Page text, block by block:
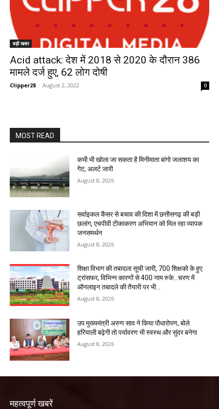
बड़ी खबर
Acid attack: देश में 2018 से 2020 के दौरान 386
मामले दर्ज हुए, 62 लोग दोषी
Clipper28 - August 2, 2022 0
MOST READ
कभी भी खोला जा सकता है मिनीमाता बांगो जलाशय का
गेट, अलर्ट जारी
August 8, 2026
सर्वाइकल कैंसर से बचाव की दिशा में छत्तीसगढ़ की बड़ी
छलांग, एचपीवी टीकाकरण अभियान को मिल रहा व्यापक
जनसमर्थन
August 8, 2026
शिक्षा विभाग की तबादला सूची जारी, 700 शिक्षको के हुए
ट्रांसफर, विभिन्न कारणों से 400 नाम रुके…चरण में
ऑनलाइन तबादले की तैयारी पर भी...
August 8, 2026
उप मुख्यमंत्री अरुण साव ने किया पौधारोपण, बोले
हरियाली बढ़ेगी तो पर्यावरण भी स्वस्थ और सुंदर बनेगा
August 8, 2026
महत्वपूर्ण खबरें